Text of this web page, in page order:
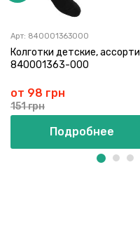
Арт: 840001363000
Колготки детские, ассорти
840001363-000
от 98 грн
151 грн
Подробнее